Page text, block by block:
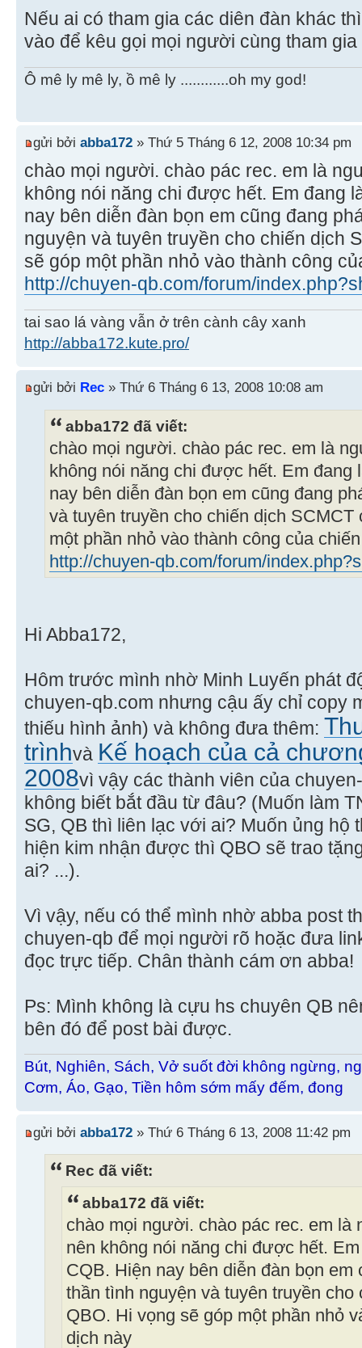
Nếu ai có tham gia các diên đàn khác
vào để kêu gọi mọi người cùng tham gia
Ô mê ly mê ly, ồ mê ly ............oh my god!
gửi bởi abba172 » Thứ 5 Tháng 6 12, 2008 10:34 pm
chào mọi người. chào pác rec. em là
không nói năng chi được hết. Em đang
nay bên diễn đàn bọn em cũng đang
nguyện và tuyên truyền cho chiến dịch
sẽ góp một phần nhỏ vào thành công
http://chuyen-qb.com/forum/
tai sao lá vàng vẫn ở trên cành cây xanh
http://abba172.kute.pro/
gửi bởi Rec » Thứ 6 Tháng 6 13, 2008 10:08 am
abba172 đã viết:
chào mọi người. chào pác rec. em là
không nói năng chi được hết. Em đang
nay bên diễn đàn bọn em cũng đang
và tuyên truyền cho chiến dịch
một phần nhỏ vào thành công của
http://chuyen-qb.com/forum/
Hi Abba172,
Hôm trước mình nhờ Minh Luyến phát
chuyen-qb.com nhưng cậu ấy chỉ copy
thiếu hình ảnh) và không đưa thêm:
trìnhvà Kế hoạch của cả
2008vì vậy các thành viên của
không biết bắt đầu từ đâu? (Muốn làm
SG, QB thì liên lạc với ai? Muốn ủng hộ
hiện kim nhận được thì QBO sẽ trao
ai? ...).
Vì vậy, nếu có thể mình nhờ abba post
chuyen-qb để mọi người rõ hoặc đưa
đọc trực tiếp. Chân thành cám ơn abba!
Ps: Mình không là cựu hs chuyên QB
bên đó để post bài được.
Bút, Nghiên, Sách, Vở suốt đời không ngừng,
Cơm, Áo, Gạo, Tiền hôm sớm mấy đếm, đong
gửi bởi abba172 » Thứ 6 Tháng 6 13, 2008 11:42 pm
Rec đã viết:
abba172 đã viết:
chào mọi người. chào pác rec. em là
nên không nói năng chi được hết.
CQB. Hiện nay bên diễn đàn bọn em
thần tình nguyện và tuyên truyền
QBO. Hi vọng sẽ góp một phần nhỏ
dịch này